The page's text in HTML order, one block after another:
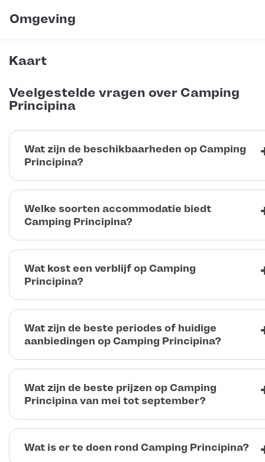
Omgeving
Kaart
Veelgestelde vragen over Camping
Principina
Wat zijn de beschikbaarheden op Camping
Principina?
Welke soorten accommodatie biedt
Camping Principina?
Wat kost een verblijf op Camping
Principina?
Wat zijn de beste periodes of huidige
aanbiedingen op Camping Principina?
Wat zijn de beste prijzen op Camping
Principina van mei tot september?
Wat is er te doen rond Camping Principina?